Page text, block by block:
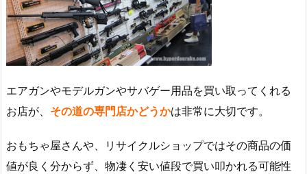
エアガンやモデルガンやサバゲー用品を買い取ってくれる
お店が、 その道の専門店かどうかは非常に大切です。
おもちゃ屋さんや、リサイクルショップではその商品の価
値が良く分からず、物凄く安い値段で買い叩かれる可能性